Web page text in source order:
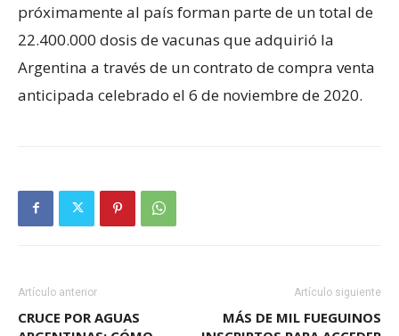
próximamente al país forman parte de un total de
22.400.000 dosis de vacunas que adquirió la
Argentina a través de un contrato de compra venta
anticipada celebrado el 6 de noviembre de 2020.
Artículo anterior
CRUCE POR AGUAS
Artículo siguiente
MÁS DE MIL FUEGUINOS